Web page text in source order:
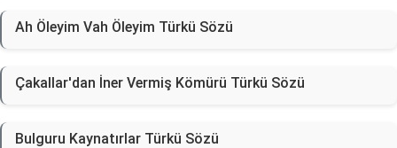
Ah Öleyim Vah Öleyim Türkü Sözü
Çakallar'dan İner Vermiş Kömürü Türkü Sözü
Bulguru Kaynatırlar Türkü Sözü